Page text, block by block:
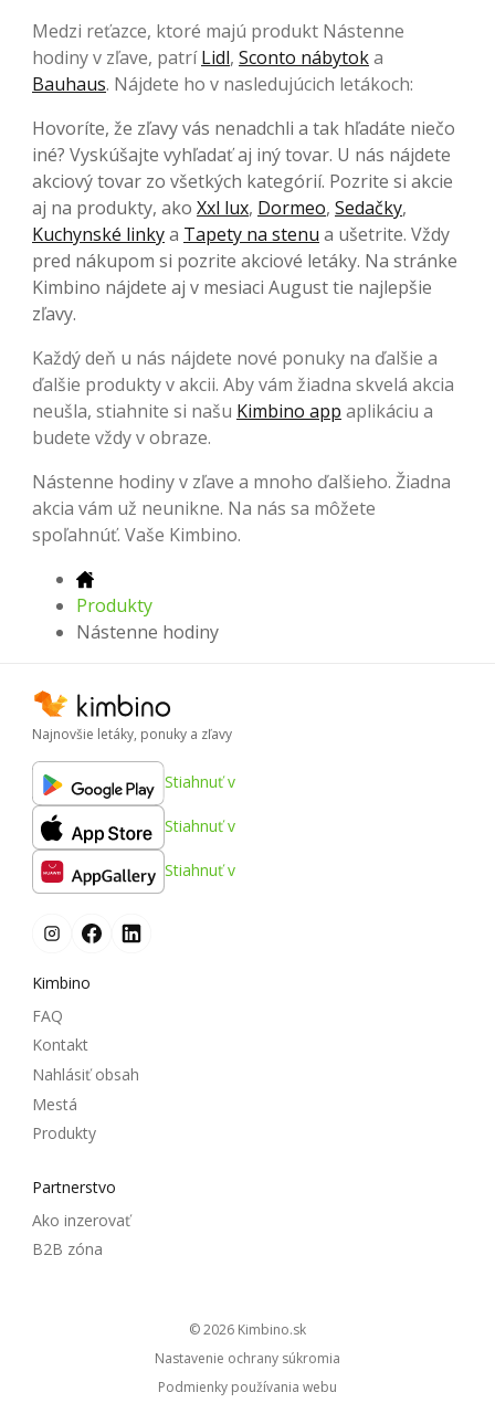
Medzi reťazce, ktoré majú produkt Nástenne
hodiny v zľave, patríLidl, Sconto nábytoka
Bauhaus. Nájdete ho v nasledujúcich letákoch:
Hovoríte, že zľavy vás nenadchli a tak hľadáte niečo
iné? Vyskúšajte vyhľadať aj iný tovar. U nás nájdete
akciový tovar zo všetkých kategórií. Pozrite si akcie
aj na produkty, ako Xxl lux, Dormeo, Sedačky,
Kuchynské linkya Tapety na stenu a ušetrite. Vždy
pred nákupom si pozrite akciové letáky. Na stránke
Kimbino nájdete aj v mesiaci August tie najlepšie
zľavy.
Každý deň u nás nájdete nové ponuky na ďalšie a
ďalšie produkty v akcii. Aby vám žiadna skvelá akcia
neušla, stiahnite si našu Kimbino app aplikáciu a
budete vždy v obraze.
Nástenne hodiny v zľave a mnoho ďalšieho. Žiadna
akcia vám už neunikne. Na nás sa môžete
spoľahnúť. Vaše Kimbino.
Produkty
Nástenne hodiny
Najnovšie letáky, ponuky a zľavy
Stiahnuť v
Stiahnuť v
Stiahnuť v
Kimbino
FAQ
Kontakt
Nahlásiť obsah
Mestá
Produkty
Partnerstvo
Ako inzerovať
B2B zóna
© 2026
kimbino.sk
Nastavenie ochrany súkromia
Podmienky používania webu